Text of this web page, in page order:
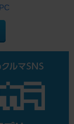
PC